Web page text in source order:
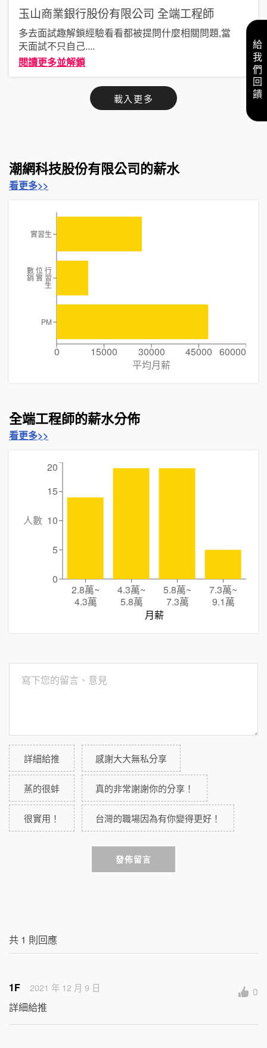
玉山商業銀行股份有限公司 全端工程師
多去面試趣解鎖經驗看看都被提問什麼相關問題,當
天面試不只自己....
閱讀更多並解鎖
載入更多
潮網科技股份有限公司的薪水
看更多>>
0 15000 30000 45000 60000
平均月薪
實習生
數 位 行
銷 實 習
生
PM
全端工程師的薪水分佈
看更多>>
2.8萬~
4.3萬
4.3萬~
5.8萬
5.8萬~
7.3萬
7.3萬~
9.1萬
月薪
0
5
10
15
20
人數
詳細給推 感謝大大無私分享
蒸的很蚌 真的非常謝謝你的分享！
很實用！ 台灣的職場因為有你變得更好！
發佈留言
共 1 則回應
0
1F 2021 年 12 月 9 日
詳細給推
給我們回饋